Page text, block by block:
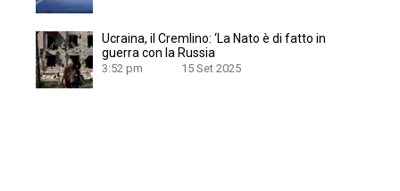
Ucraina, il Cremlino: ‘La Nato è di fatto in
guerra con la Russia
3:52 pm 15 Set 2025